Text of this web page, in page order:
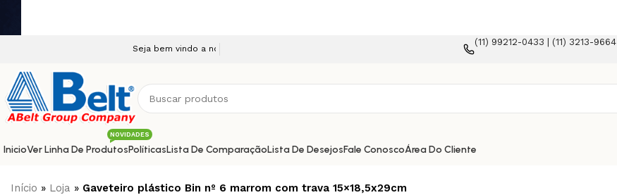
Seja bem vindo a nossa plataforma e-commerce!
(11) 99212-0433 | (11) 3213-9664
InicioVer Linha De Produtos
NOVIDADES
PolíticasLista De ComparaçãoLista De DesejosFale ConoscoÁrea Do Cliente
Início » Loja » Gaveteiro plástico Bin nº 6 marrom com trava 15×18,5x29cm